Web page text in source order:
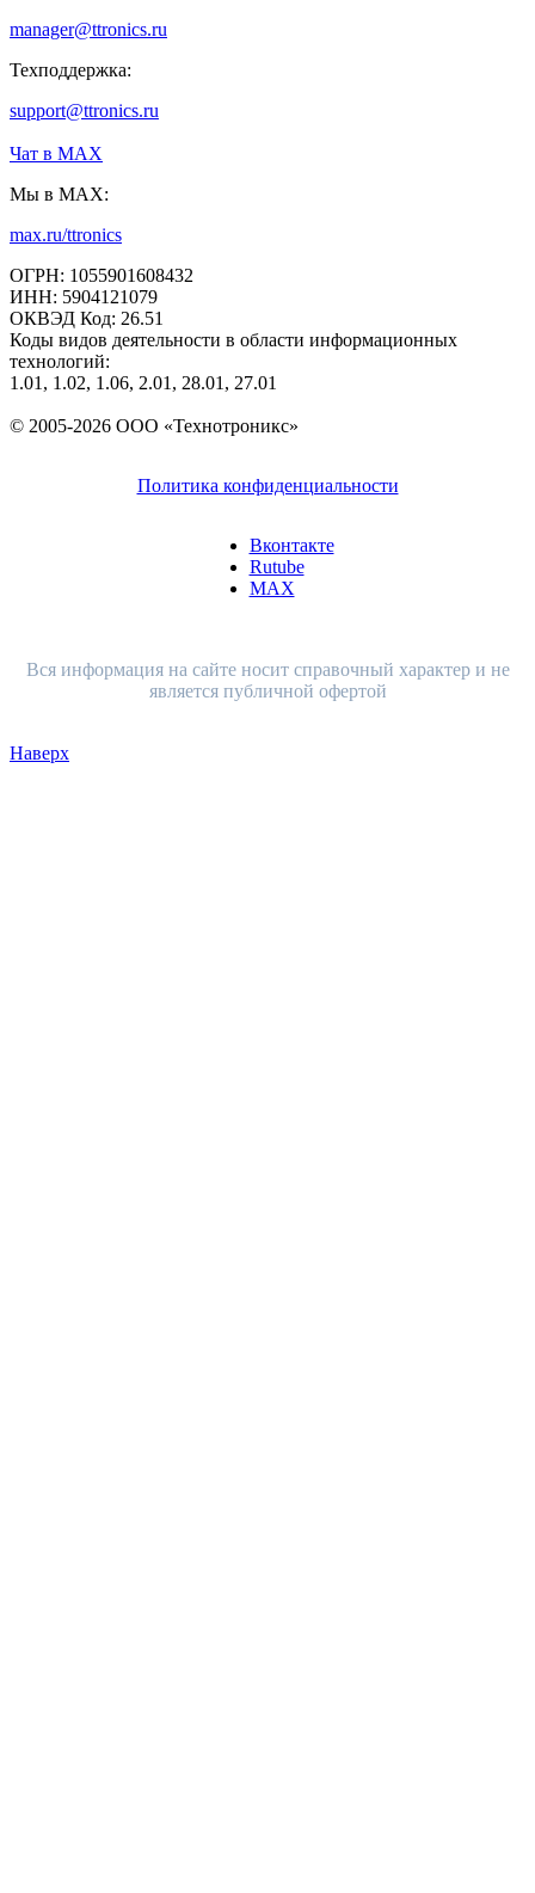
manager@ttronics.ru
Техподдержка:
support@ttronics.ru
Чат в МАХ
Мы в MAX:
max.ru/ttronics
ОГРН: 1055901608432
ИНН: 5904121079
ОКВЭД Код: 26.51
Коды видов деятельности в области информационных
технологий:
1.01, 1.02, 1.06, 2.01, 28.01, 27.01
© 2005-2026 ООО «Технотроникс»
Политика конфиденциальности
Вконтакте
Rutube
MAX
Вся информация на сайте носит справочный характер и не
является публичной офертой
Наверх